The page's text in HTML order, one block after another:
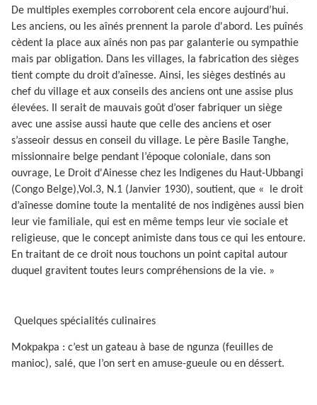
De multiples exemples corroborent cela encore aujourd’hui.
Les anciens, ou les aînés prennent la parole d'abord. Les puînés
cèdent la place aux aînés non pas par galanterie ou sympathie
mais par obligation. Dans les villages, la fabrication des sièges
tient compte du droit d’aînesse. Ainsi, les sièges destinés au
chef du village et aux conseils des anciens ont une assise plus
élevées. Il serait de mauvais goût d’oser fabriquer un siège
avec une assise aussi haute que celle des anciens et oser
s’asseoir dessus en conseil du village. Le père Basile Tanghe,
missionnaire belge pendant l’époque coloniale, dans son
ouvrage, Le Droit d'Ainesse chez les Indigenes du Haut-Ubbangi
(Congo Belge),Vol.3, N.1 (Janvier 1930), soutient, que «
le droit
d’aînesse domine toute la mentalité de nos indigènes aussi bien
leur vie familiale, qui est en même temps leur vie sociale et
religieuse, que le concept animiste dans tous ce qui les entoure.
En traitant de ce droit nous touchons un point capital autour
duquel gravitent toutes leurs compréhensions de la vie. »
Quelques spécialités culinaires
Mokpakpa : c’est un gateau à base de ngunza (feuilles de
manioc), salé, que l’on sert en amuse-gueule ou en déssert.